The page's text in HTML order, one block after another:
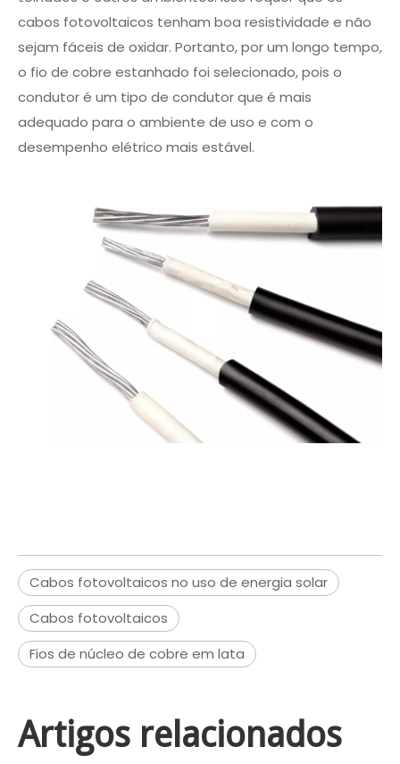
cabos fotovoltaicos tenham boa resistividade e não
sejam fáceis de oxidar. Portanto, por um longo tempo,
o fio de cobre estanhado foi selecionado, pois o
condutor é um tipo de condutor que é mais
adequado para o ambiente de uso e com o
desempenho elétrico mais estável.
Cabos fotovoltaicos no uso de energia solar
Cabos fotovoltaicos
Fios de núcleo de cobre em lata
Artigos relacionados